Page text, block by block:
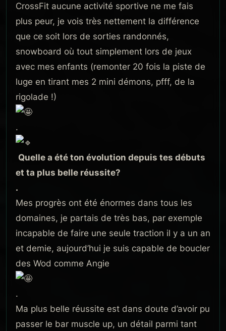
CrossFit aucune activité sportive ne me fais
plus peur, je vois très nettement la différence
que ce soit lors de sorties randonnés,
snowboard où tout simplement lors de jeux
avec mes enfants (remonter 20 fois la piste de
luge en tirant mes 2 mini démons, pfff, de la
rigolade !)
.
Quelle a été ton évolution depuis tes débuts
et ta plus belle réussite?
.
Mes progrès ont été énormes dans tous les
domaines, je partais de très bas, par exemple
incapable de faire une seule traction il y a un an
et demie, aujourd’hui je suis capable de boucler
des Wod comme Angie
.
Ma plus belle réussite est dans doute d’avoir pu
passer le bar muscle up, un détail parmi tant